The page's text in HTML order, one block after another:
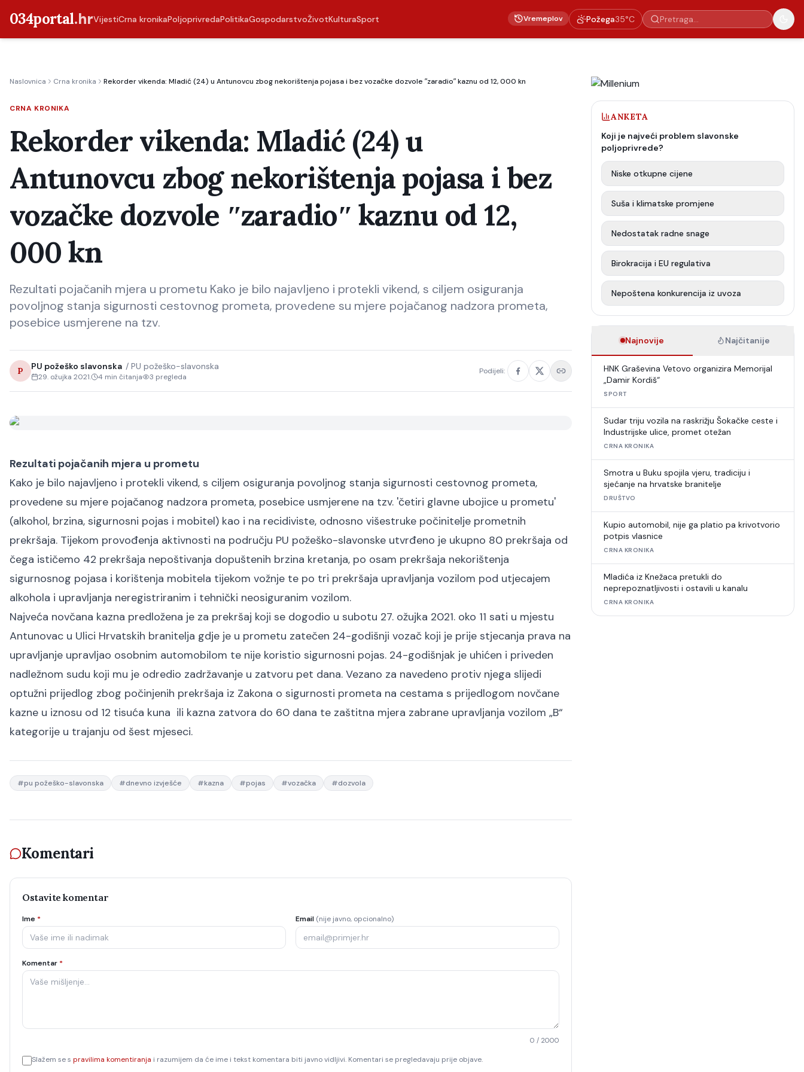
034portal.hrVijestiCrna kronikaPoljoprivredaPolitikaGospodarstvoŽivotKulturaSport Vremeplov Požega35°C
Naslovnica Crna kronika Rekorder vikenda: Mladić (24) u Antunovcu zbog nekorištenja pojasa i bez vozačke dozvole ʺzaradioʺ kaznu od 12, 000 kn
CRNA KRONIKA
Rekorder vikenda: Mladić (24) u
Antunovcu zbog nekorištenja pojasa i bez
vozačke dozvole ʺzaradioʺ kaznu od 12,
000 kn
Rezultati pojačanih mjera u prometu Kako je bilo najavljeno i protekli vikend, s ciljem osiguranja
povoljnog stanja sigurnosti cestovnog prometa, provedene su mjere pojačanog nadzora prometa,
posebice usmjerene na tzv.
P PU požeško slavonska / PU požeško-slavonska
29. ožujka 2021. 4 min čitanja 3 pregleda
Podijeli:
Rezultati pojačanih mjera u prometu
Kako je bilo najavljeno i protekli vikend, s ciljem osiguranja povoljnog stanja sigurnosti cestovnog prometa,
provedene su mjere pojačanog nadzora prometa, posebice usmjerene na tzv. 'četiri glavne ubojice u prometu'
(alkohol, brzina, sigurnosni pojas i mobitel) kao i na recidiviste, odnosno višestruke počinitelje prometnih
prekršaja. Tijekom provođenja aktivnosti na području PU požeško-slavonske utvrđeno je ukupno 80 prekršaja od
čega ističemo 42 prekršaja nepoštivanja dopuštenih brzina kretanja, po osam prekršaja nekorištenja
sigurnosnog pojasa i korištenja mobitela tijekom vožnje te po tri prekršaja upravljanja vozilom pod utjecajem
alkohola i upravljanja neregistriranim i tehnički neosiguranim vozilom.
Najveća novčana kazna predložena je za prekršaj koji se dogodio u subotu 27. ožujka 2021. oko 11 sati u mjestu
Antunovac u Ulici Hrvatskih branitelja gdje je u prometu zatečen 24-godišnji vozač koji je prije stjecanja prava na
upravljanje upravljao osobnim automobilom te nije koristio sigurnosni pojas. 24-godišnjak je uhićen i priveden
nadležnom sudu koji mu je odredio zadržavanje u zatvoru pet dana. Vezano za navedeno protiv njega slijedi
optužni prijedlog zbog počinjenih prekršaja iz Zakona o sigurnosti prometa na cestama s prijedlogom novčane
kazne u iznosu od 12 tisuća kuna ili kazna zatvora do 60 dana te zaštitna mjera zabrane upravljanja vozilom „B“
kategorije u trajanju od šest mjeseci.
#pu požeško-slavonska #dnevno izvješće #kazna #pojas #vozačka #dozvola
Komentari
Ostavite komentar
Ime * Email (nije javno, opcionalno)
Komentar *
0 / 2000
Slažem se s pravilima komentiranja i razumijem da će ime i tekst komentara biti javno vidljivi. Komentari se pregledavaju prije objave.
ANKETA
Koji je najveći problem slavonske
poljoprivrede?
Niske otkupne cijene
Suša i klimatske promjene
Nedostatak radne snage
Birokracija i EU regulativa
Nepoštena konkurencija iz uvoza
Najnovije Najčitanije
HNK Graševina Vetovo organizira Memorijal
„Damir Kordiš“
SPORT
Sudar triju vozila na raskrižju Šokačke ceste i
Industrijske ulice, promet otežan
CRNA KRONIKA
Smotra u Buku spojila vjeru, tradiciju i
sjećanje na hrvatske branitelje
DRUŠTVO
Kupio automobil, nije ga platio pa krivotvorio
potpis vlasnice
CRNA KRONIKA
Mladića iz Knežaca pretukli do
neprepoznatljivosti i ostavili u kanalu
CRNA KRONIKA